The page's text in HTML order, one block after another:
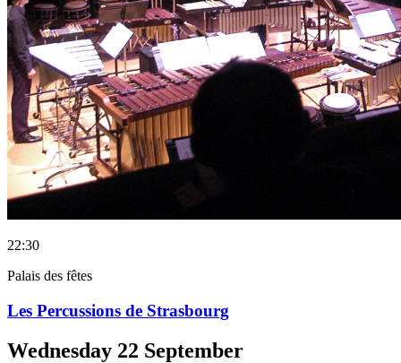
22:30
Palais des fêtes
Les Percussions de Strasbourg
Wednesday 22 September